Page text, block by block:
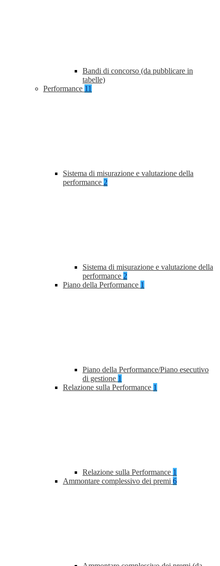
Bandi di concorso (da pubblicare in
tabelle)
Performance 11
Sistema di misurazione e valutazione della
performance 2
Sistema di misurazione e valutazione della
performance 2
Piano della Performance 1
Piano della Performance/Piano esecutivo
di gestione 1
Relazione sulla Performance 1
Relazione sulla Performance 1
Ammontare complessivo dei premi 6